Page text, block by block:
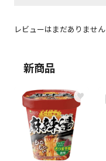
レビューはまだありません
新商品
♥